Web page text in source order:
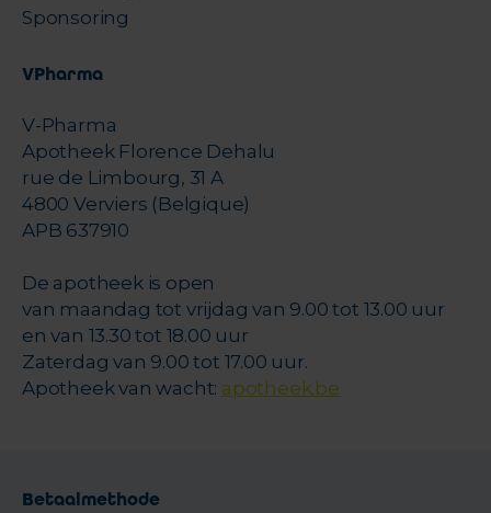
Sponsoring
VPharma
V-Pharma
Apotheek Florence Dehalu
rue de Limbourg, 31 A
4800 Verviers (Belgique)
APB 637910
De apotheek is open
van maandag tot vrijdag van 9.00 tot 13.00 uur
en van 13.30 tot 18.00 uur
Zaterdag van 9.00 tot 17.00 uur.
Apotheek van wacht: apotheek.be
Betaalmethode